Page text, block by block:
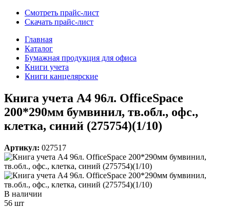
Смотреть прайс-лист
Скачать прайс-лист
Главная
Каталог
Бумажная продукция для офиса
Книги учета
Книги канцелярские
Книга учета А4 96л. OfficeSpace
200*290мм бумвинил, тв.обл., офс.,
клетка, синий (275754)(1/10)
Артикул: 027517
В наличии
56 шт